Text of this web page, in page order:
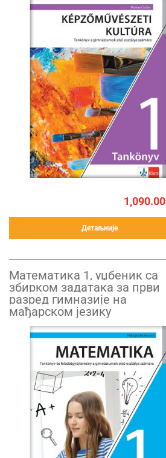
1,090.00
Детаљније
Математика 1, уџбеник са
збирком задатака за први
разред гимназије на
мађарском језику